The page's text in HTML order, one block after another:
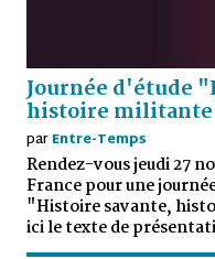
Journée d'étude
histoire
parEntre-Temps
Rendez-vous jeudi 27
France pour une
"Histoire savante,
ici le texte de